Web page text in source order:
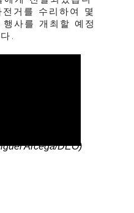
거를 수리하여 몇
사를 개최할 예정
.
Arcega/DEO)